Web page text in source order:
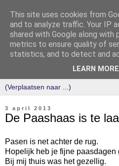
3 april 2013
De Paashaas is te
Pasen is net achter de rug.
Hopelijk heb je fijne paasdagen
Bij mij thuis was het gezellig.
This site uses cookies from
and to analyze traffic. Your IP
shared with Google along with
metrics to ensure quality of
statistics, and to detect and
LEARN MORE